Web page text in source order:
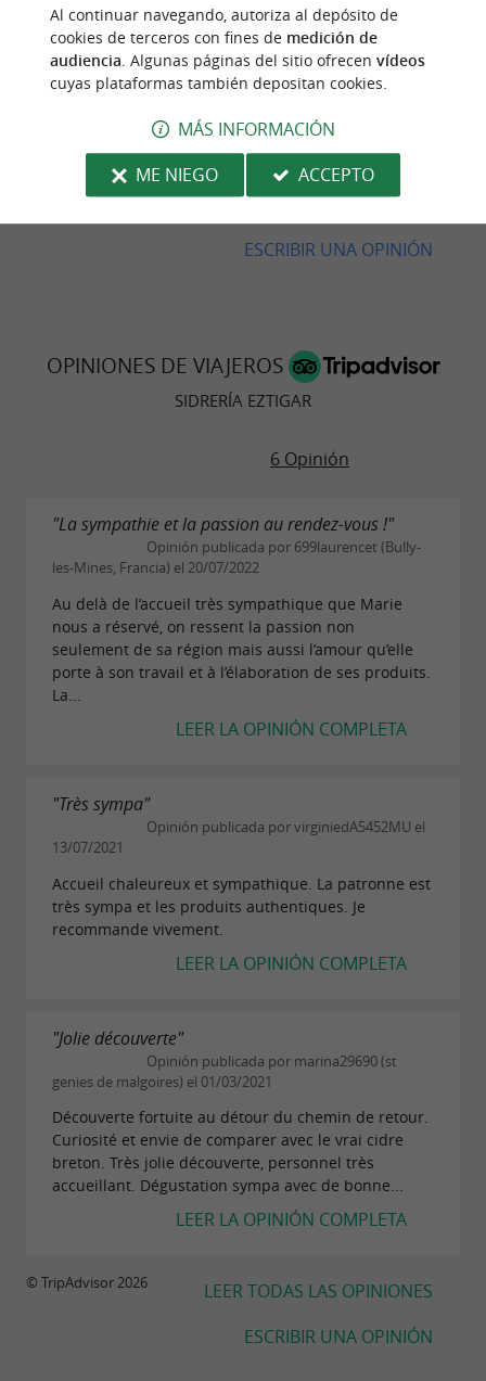
Opinión publicada por Jeremy Herbreteau el
09/04/2026
La bienvenida y las explicaciones siempre fueron
muy interesantes. Las degustaciones y los
descubrimientos culinarios fueron increíbles.
Gracias por la cálida bienvenida.
LEER TODAS LAS OPINIONES
ESCRIBIR UNA OPINIÓN
© Google 2026
OPINIONES DE VIAJEROS
SIDRERÍA EZTIGAR
6 Opinión
"La sympathie et la passion au rendez-vous !"
Opinión publicada por 699laurencet (Bully-
les-Mines, Francia) el 20/07/2022
Au delà de l’accueil très sympathique que Marie
nous a réservé, on ressent la passion non
seulement de sa région mais aussi l’amour qu’elle
porte à son travail et à l’élaboration de ses produits.
La...
LEER LA OPINIÓN COMPLETA
"Très sympa"
Opinión publicada por virginiedA5452MU el
13/07/2021
Accueil chaleureux et sympathique. La patronne est
très sympa et les produits authentiques. Je
recommande vivement.
LEER LA OPINIÓN COMPLETA
"Jolie découverte"
Opinión publicada por marina29690 (st
genies de malgoires) el 01/03/2021
Découverte fortuite au détour du chemin de retour.
Curiosité et envie de comparer avec le vrai cidre
breton. Très jolie découverte, personnel très
accueillant. Dégustation sympa avec de bonne...
LEER LA OPINIÓN COMPLETA
LEER TODAS LAS OPINIONES
ESCRIBIR UNA OPINIÓN
© TripAdvisor 2026
Al continuar navegando, autoriza al depósito de
cookies de terceros con fines de medición de
audiencia. Algunas páginas del sitio ofrecen vídeos
cuyas plataformas también depositan cookies.
MÁS INFORMACIÓN
ME NIEGO
ACCEPTO